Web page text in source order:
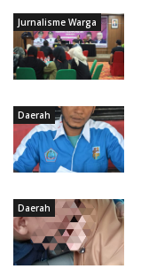
Jurnalisme Warga
Daerah
Daerah